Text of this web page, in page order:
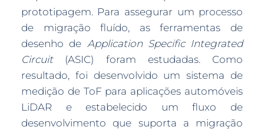
prototipagem. Para assegurar um processo
de migração fluído, as ferramentas de
desenho de Application Specific Integrated
Circuit(ASIC) foram estudadas. Como
resultado, foi desenvolvido um sistema de
medição de ToF para aplicações automóveis
LiDAR e estabelecido um fluxo de
desenvolvimento que suporta a migração